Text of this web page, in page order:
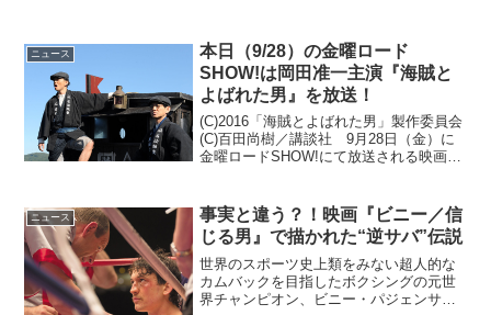
ニュース
本日（9/28）の金曜ロード
SHOW!は岡田准一主演『海賊と
よばれた男』を放送！
(C)2016「海賊とよばれた男」製作委員会
(C)百田尚樹／講談社 9月28日（金）に
金曜ロードSHOW!にて放送される映画
でもタッグを組んだ山崎貴監督、...
ニュース
事実と違う？！映画『ビニー／信
じる男』で描かれた“逆サバ”伝説
世界のスポーツ史上類をみない超人的な
カムバックを目指したボクシングの元世
界チャンピオン、ビニー・パジェンサの